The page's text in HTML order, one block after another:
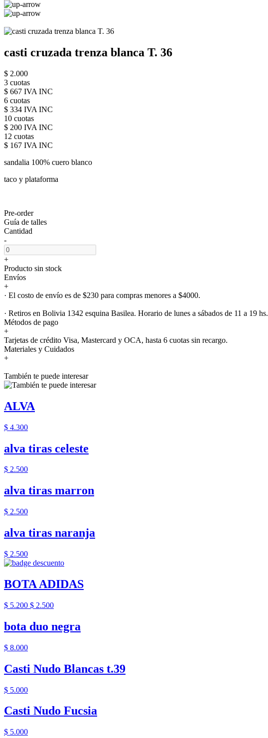
casti cruzada trenza blanca T. 36
$ 2.000
3 cuotas
$ 667 IVA INC
6 cuotas
$ 334 IVA INC
10 cuotas
$ 200 IVA INC
12 cuotas
$ 167 IVA INC
sandalia 100% cuero blanco
taco y plataforma
Pre-order
Guía de talles
Cantidad
-
+
Producto sin stock
Envíos
+
· El costo de envío es de $230 para compras menores a $4000.
· Retiros en Bolivia 1342 esquina Basilea. Horario de lunes a sábados de 11 a 19 hs.
Métodos de pago
+
Tarjetas de crédito Visa, Mastercard y OCA, hasta 6 cuotas sin recargo.
Materiales y Cuidados
+
También te puede interesar
ALVA
$ 4.300
alva tiras celeste
$ 2.500
alva tiras marron
$ 2.500
alva tiras naranja
$ 2.500
BOTA ADIDAS
$ 5.200 $ 2.500
bota duo negra
$ 8.000
Casti Nudo Blancas t.39
$ 5.000
Casti Nudo Fucsia
$ 5.000